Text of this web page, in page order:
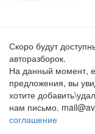
Скоро будут
авторазборок.
На данный момент,
предложения, вы
хотите
нам письмо.
соглашение